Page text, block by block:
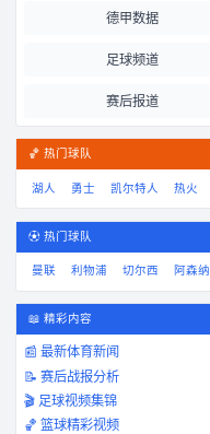
德甲数据
足球频道
赛后报道
🏀 热门球队
湖人 勇士 凯尔特人 热火
⚽ 热门球队
曼联 利物浦 切尔西 阿森纳
📖 精彩内容
📰 最新体育新闻
📝 赛后战报分析
🎬 足球视频集锦
🏀 篮球精彩视频